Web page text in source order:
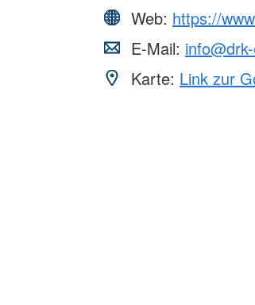
Web: https://
E-Mail:
Karte: Link zur